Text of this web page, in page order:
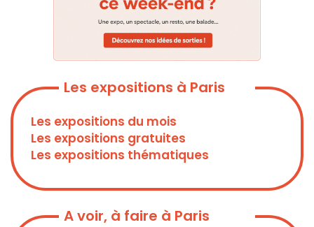
Les expositions à Paris
Les expositions du mois
Les expositions gratuites
Les expositions thématiques
A voir, à faire à Paris